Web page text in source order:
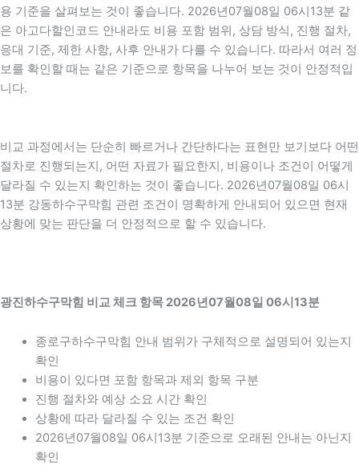
용 기준을 살펴보는 것이 좋습니다. 2026년07월08일 06시13분 같
은 아고다할인코드 안내라도 비용 포함 범위, 상담 방식, 진행 절차,
응대 기준, 제한 사항, 사후 안내가 다를 수 있습니다. 따라서 여러 정
보를 확인할 때는 같은 기준으로 항목을 나누어 보는 것이 안정적입
니다.
비교 과정에서는 단순히 빠르거나 간단하다는 표현만 보기보다 어떤
절차로 진행되는지, 어떤 자료가 필요한지, 비용이나 조건이 어떻게
달라질 수 있는지 확인하는 것이 좋습니다. 2026년07월08일 06시
13분 강동하수구막힘 관련 조건이 명확하게 안내되어 있으면 현재
상황에 맞는 판단을 더 안정적으로 할 수 있습니다.
광진하수구막힘 비교 체크 항목 2026년07월08일 06시13분
종로구하수구막힘 안내 범위가 구체적으로 설명되어 있는지
확인
비용이 있다면 포함 항목과 제외 항목 구분
진행 절차와 예상 소요 시간 확인
상황에 따라 달라질 수 있는 조건 확인
2026년07월08일 06시13분 기준으로 오래된 안내는 아닌지
확인